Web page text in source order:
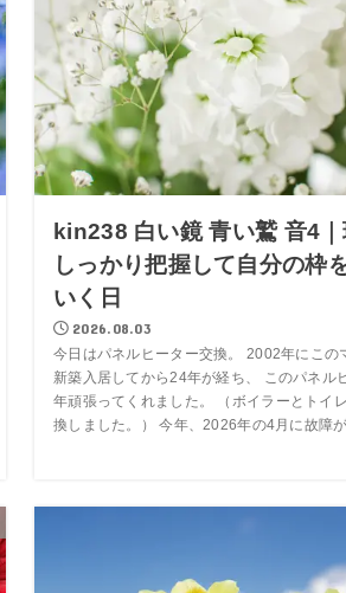
kin238 白い鏡 青い鷲 音4｜
しっかり把握して自分の枠
いく日
2026.08.03
今日はパネルヒーター交換。 2002年にこの
新築入居してから24年が経ち、 このパネル
年頑張ってくれました。 （ボイラーとトイ
換しました。） 今年、2026年の4月に故障が